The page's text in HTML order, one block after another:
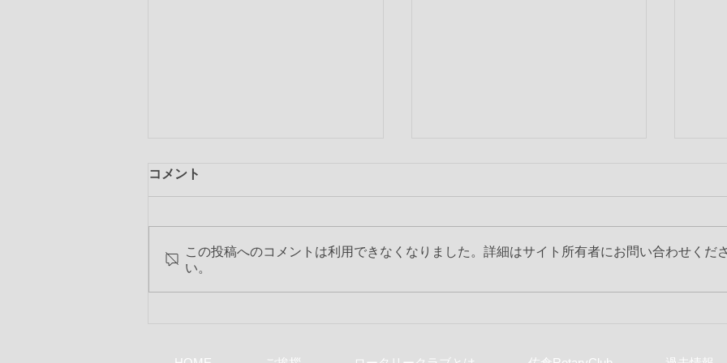
第2318回 2019-20年度 最終
コメント
この投稿へのコメントは利用できなくなりました。詳細はサイト所有者にお問い合わせくださ
い。